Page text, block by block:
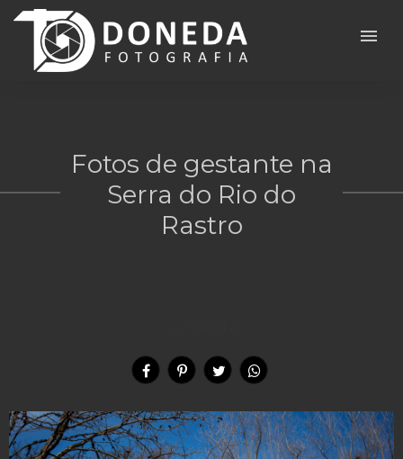
menu
Fotos de gestante na
Serra do Rio do
Rastro